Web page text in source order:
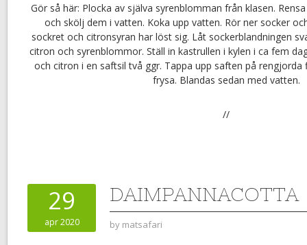
Gör så här: Plocka av själva syrenblomman från klasen.
och skölj dem i vatten. Koka upp vatten. Rör ner socker
sockret och citronsyran har löst sig. Låt sockerblandningen
citron och syrenblommor. Ställ in kastrullen i kylen i ca fem
och citron i en saftsil två ggr. Tappa upp saften på
frysa. Blandas sedan med vatten.
//
29
apr 2020
DAIMPANNACOTTA
by matsafari